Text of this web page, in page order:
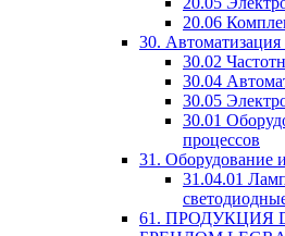
20.06
30.
30.02
30.04
30.05
30.01
процессов
31. Оборудование
31.04.01
61. ПРОДУКЦИЯ